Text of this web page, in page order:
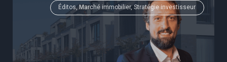
Éditos, Marché immobilier, Stratégie investisseur